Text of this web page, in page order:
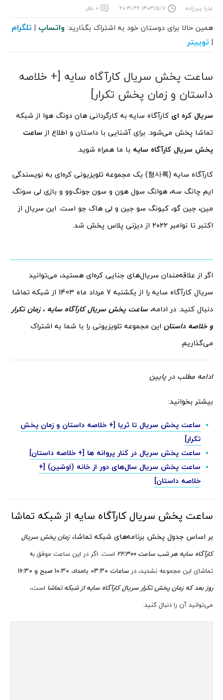
عذرا پیرزاده ۱۴۰۳/۵/۷ ۲۰:۴۱:۴۶ ۰ نظر
همین حالا برای دوستان خود به اشتراک بگذارید: واتساپ | تلگرام
| توییتر
ساعت پخش سریال کارآگاه سایه [+ خلاصه
داستان و زمان پخش تکرار]
سریال کره ای کارآگاه سایه به کارگردانی هان دونگ هوا از شبکه
تماشا پخش می‌شود. برای آشنایی با داستان و اطلاع از ساعت
پخش سریال کارآگاه سایه با ما همراه شوید.
کارآگاه سایه (형사록) یک مجموعه تلویزیونی کره‌ای به نویسندگی
ایم چانگ سه، هوانگ سول هون و سون جونگ‌وو و بازی لی سونگ
مین، جین گو، کیونگ سو جین و لی هاک جو است. این سریال از
اکتبر تا نوامبر ۲۰۲۲ از دیزنی پلاس پخش شد.
اگر از علاقه‌مندان سریال‌های جنایی کره‌ای هستید، می‌توانید
سریال کارآگاه سایه را از یکشنبه 7 مرداد ماه 1403 از شبکه تماشا
دنبال کنید. در ادامه، ساعت پخش سریال کارآگاه سایه ، زمان تکرار
و خلاصه داستان این مجموعه تلویزیونی را با شما به اشتراک
می‌گذاریم.
ادامه مطلب در پایین
بیشتر بخوانید:
ساعت پخش سریال تا ثریا [+ خلاصه داستان و زمان پخش
تکرار]
ساعت پخش سریال در کنار پروانه‌ ها [+ خلاصه داستان]
ساعت پخش سریال سال‌های دور از خانه (اوشین) [+
خلاصه داستان]
ساعت پخش سریال کارآگاه سایه از شبکه تماشا
بر اساس جدول پخش برنامه‌های شبکه تماشا،زمان پخش سریال
کارآگاه سایه هر شب ساعت22:300
است. اگر در این ساعت موفق به
تماشای این مجموعه نشدید، در ساعات 03:30 بامداد، 10:30 صبح و 16:30
روز بعد که زمان پخش تکرار سریال کارآگاه سایه از شبکه تماشا است،
می‌توانید آن را دنبال کنید.